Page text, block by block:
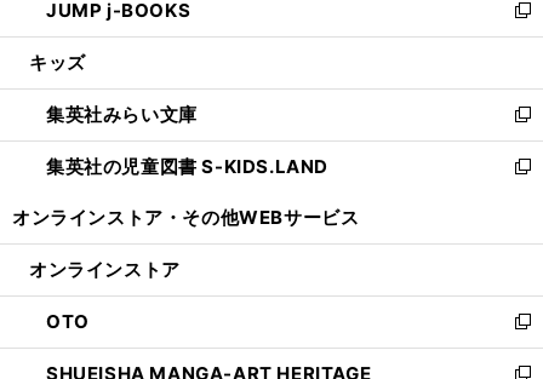
で
開
ド
ウ
開
く
ィ
ン
ウ
で
開
く
い
ウ
ン
ド
ウ
で
JUMP j-BOOKS
新
し
ウ
ィ
ン
ド
開
キッズ
集英社みらい文庫
新
し
い
ン
ウ
で
開
く
集英社の児童図書 S-KIDS.LAND
新
ウ
ン
ド
ウ
オンラインストア・ その他WEBサービス
オンラインストア
OTO
新
し
SHUEISHA MANGA-ART HERITAGE